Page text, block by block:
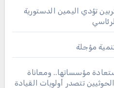
تؤدي اليمين الدستورية
مؤجلة
مؤسساتها.. ومعاناة
تتصدر أولويات القيادة